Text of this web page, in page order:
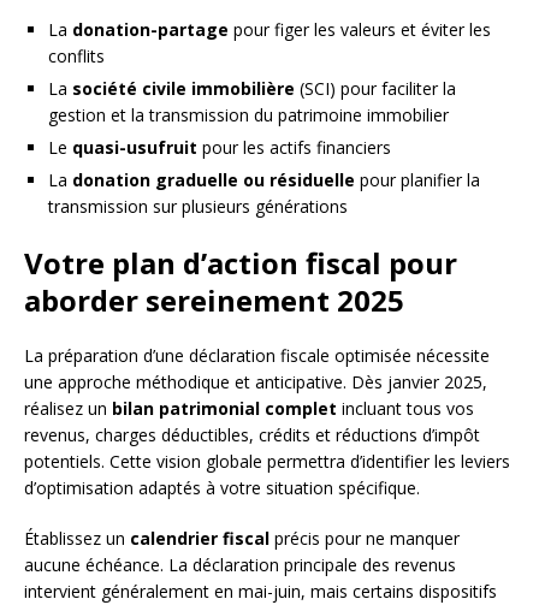
La donation-partage pour figer les valeurs et éviter les
conflits
La société civile immobilière (SCI) pour faciliter la
gestion et la transmission du patrimoine immobilier
Le quasi-usufruit pour les actifs financiers
La donation graduelle ou résiduelle pour planifier la
transmission sur plusieurs générations
Votre plan d’action fiscal pour
aborder sereinement 2025
La préparation d’une déclaration fiscale optimisée nécessite
une approche méthodique et anticipative. Dès janvier 2025,
réalisez un bilan patrimonial complet incluant tous vos
revenus, charges déductibles, crédits et réductions d’impôt
potentiels. Cette vision globale permettra d’identifier les leviers
d’optimisation adaptés à votre situation spécifique.
Établissez un calendrier fiscal précis pour ne manquer
aucune échéance. La déclaration principale des revenus
intervient généralement en mai-juin, mais certains dispositifs